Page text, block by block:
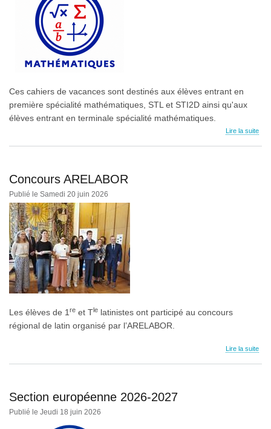
Ces cahiers de vacances sont destinés aux élèves entrant en
première spécialité mathématiques, STL et STI2D ainsi qu'aux
élèves entrant en terminale spécialité mathématiques.
Lire la suite
Concours ARELABOR
Publié le Samedi 20 juin 2026
Les élèves de 1re et Tle latinistes ont participé au concours
régional de latin organisé par l’ARELABOR.
Lire la suite
Section européenne 2026-2027
Publié le Jeudi 18 juin 2026